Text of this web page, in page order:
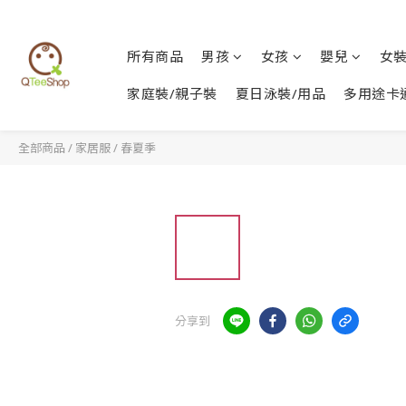
所有商品 男孩 女孩 嬰兒 女
家庭裝/親子裝 夏日泳裝/用品 多用途卡
全部商品 / 家居服/ 春夏季
分享到